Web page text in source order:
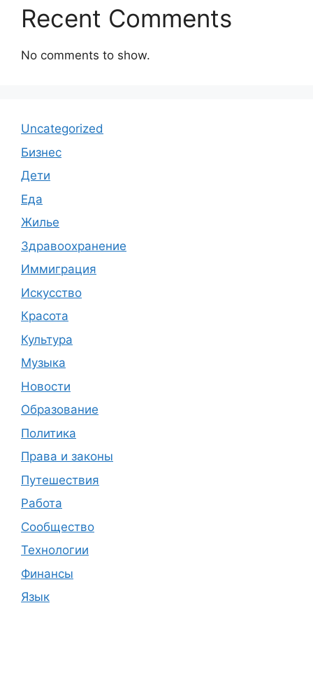
Recent Comments
No comments to show.
Uncategorized
Бизнес
Дети
Еда
Жилье
Здравоохранение
Иммиграция
Искусство
Красота
Культура
Музыка
Новости
Образование
Политика
Права и законы
Путешествия
Работа
Сообщество
Технологии
Финансы
Язык